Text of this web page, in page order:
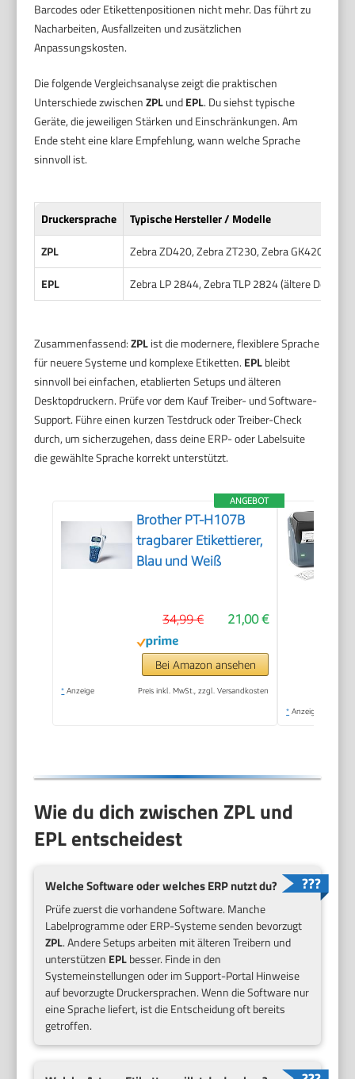
Barcodes oder Etikettenpositionen nicht mehr. Das führt zu
Nacharbeiten, Ausfallzeiten und zusätzlichen
Anpassungskosten.
Die folgende Vergleichsanalyse zeigt die praktischen
Unterschiede zwischenZPLundEPL. Du siehst typische
Geräte, die jeweiligen Stärken und Einschränkungen. Am
Ende steht eine klare Empfehlung, wann welche Sprache
sinnvoll ist.
Druckersprache
Typische Hersteller / Modelle
ZPL
Zebra ZD420, Zebra ZT230, Zebra GK420d
EPL
Zebra LP 2844, Zebra TLP 2824 (ältere
Zusammenfassend:ZPList die modernere, flexiblere Sprache
für neuere Systeme und komplexe Etiketten. EPLbleibt
sinnvoll bei einfachen, etablierten Setups und älteren
Desktopdruckern. Prüfe vor dem Kauf Treiber- und Software-
Support. Führe einen kurzen Testdruck oder Treiber-Check
durch, um sicherzugehen, dass deine ERP- oder Labelsuite
die gewählte Sprache korrekt unterstützt.
ANGEBOT
Brother PT-H107B
tragbarer Etikettierer,
Blau und Weiß
21,00 €
34,99 €
Bei Amazon ansehen
* Anzeige Preis inkl. MwSt., zzgl. Versandkosten
* Anzeige
Wie du dich zwischen ZPL und
EPL entscheidest
Welche Software oder welches ERP nutzt du?
Prüfe zuerst die vorhandene Software. Manche
Labelprogramme oder ERP-Systeme senden bevorzugt
ZPL. Andere Setups arbeiten mit älteren Treibern und
unterstützen EPLbesser. Finde in den
Systemeinstellungen oder im Support-Portal Hinweise
auf bevorzugte Druckersprachen. Wenn die Software nur
eine Sprache liefert, ist die Entscheidung oft bereits
getroffen.